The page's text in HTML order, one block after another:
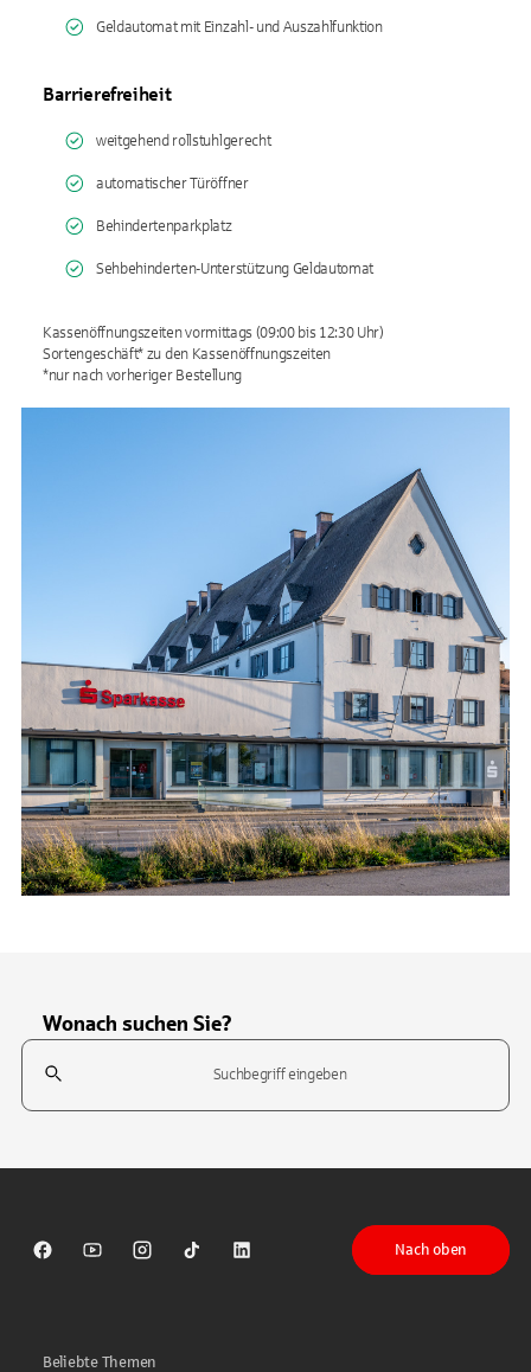
Geldautomat mit Einzahl- und Auszahlfunktion
Barrierefreiheit
weitgehend rollstuhlgerecht
automatischer Türöffner
Behindertenparkplatz
Sehbehinderten-Unterstützung Geldautomat
Kassenöffnungszeiten vormittags (09:00 bis 12:30 Uhr)
Sortengeschäft* zu den Kassenöffnungszeiten
*nur nach vorheriger Bestellung
Wonach suchen Sie?
Suchfeld
Sparkasse auf Facebook
Sparkasse auf Youtube
Sparkasse auf Instagram
Sparkasse auf TikTok
Sparkasse auf LinkedIn
Nach oben
Beliebte Themen